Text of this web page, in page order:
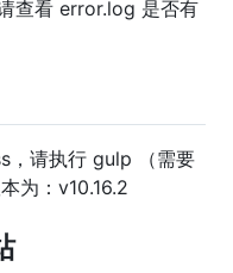
查看 error.log 是否有
，请执行 gulp （需要
为：v10.16.2